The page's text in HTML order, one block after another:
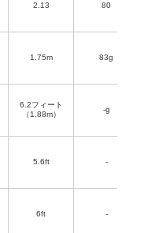
2.13 80
1.75m 83g
6.2フィート
（1.88m）
-g
5.6ft -
6ft -